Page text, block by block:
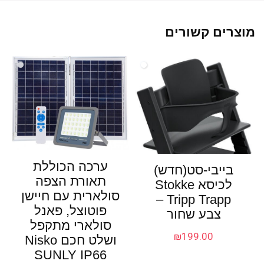
מוצרים קשורים
בייבי-סט(חדש)
לכיסא Stokke
Tripp Trapp –
צבע שחור
₪199.00
ערכה הכוללת
תאורת הצפה
סולארית עם חיישן
פוטוצל, פאנל
סולארי מתקפל
ושלט חכם Nisko
SUNLY IP66